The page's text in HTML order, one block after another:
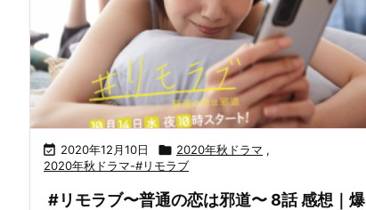
 2020年12月10日  2020年秋ドラマ ,
2020年秋ドラマ-#リモラブ
#リモラブ〜普通の恋は邪道〜 8話 感想｜爆